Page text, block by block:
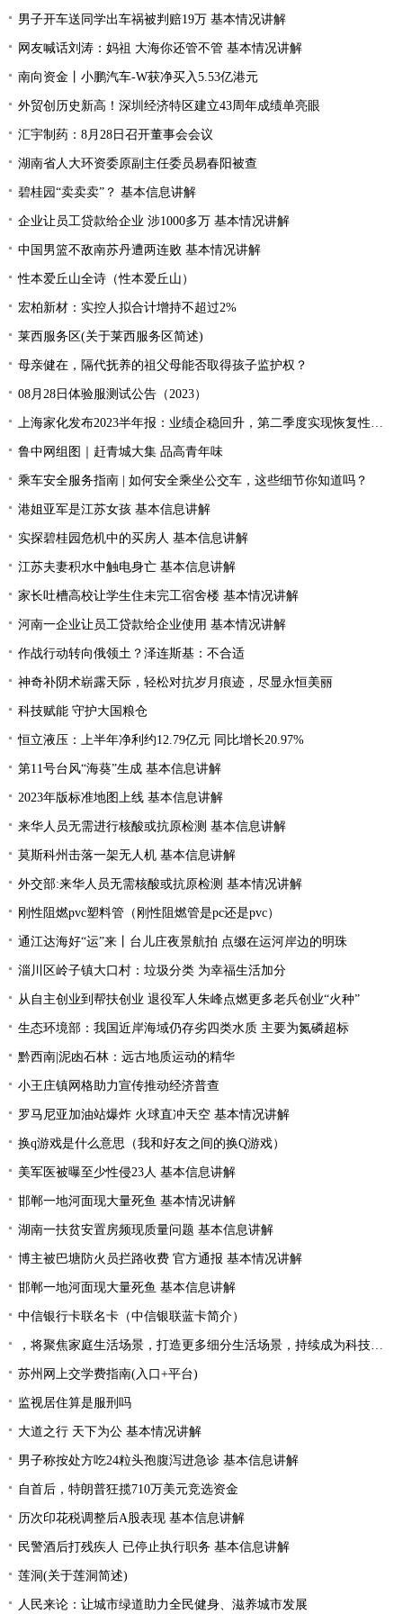
男子开车送同学出车祸被判赔19万 基本情况讲解
网友喊话刘涛：妈祖 大海你还管不管 基本情况讲解
南向资金丨小鹏汽车-W获净买入5.53亿港元
外贸创历史新高！深圳经济特区建立43周年成绩单亮眼
汇宇制药：8月28日召开董事会会议
湖南省人大环资委原副主任委员易春阳被查
碧桂园“卖卖卖”？ 基本信息讲解
企业让员工贷款给企业 涉1000多万 基本情况讲解
中国男篮不敌南苏丹遭两连败 基本情况讲解
性本爱丘山全诗（性本爱丘山）
宏柏新材：实控人拟合计增持不超过2%
莱西服务区(关于莱西服务区简述)
母亲健在，隔代抚养的祖父母能否取得孩子监护权？
08月28日体验服测试公告（2023）
上海家化发布2023半年报：业绩企稳回升，第二季度实现恢复性增长
鲁中网组图｜赶青城大集 品高青年味
乘车安全服务指南 | 如何安全乘坐公交车，这些细节你知道吗？
港姐亚军是江苏女孩 基本信息讲解
实探碧桂园危机中的买房人 基本信息讲解
江苏夫妻积水中触电身亡 基本信息讲解
家长吐槽高校让学生住未完工宿舍楼 基本情况讲解
河南一企业让员工贷款给企业使用 基本情况讲解
作战行动转向俄领土？泽连斯基：不合适
神奇补阴术崭露天际，轻松对抗岁月痕迹，尽显永恒美丽
科技赋能 守护大国粮仓
恒立液压：上半年净利约12.79亿元 同比增长20.97%
第11号台风“海葵”生成 基本信息讲解
2023年版标准地图上线 基本信息讲解
来华人员无需进行核酸或抗原检测 基本信息讲解
莫斯科州击落一架无人机 基本信息讲解
外交部:来华人员无需核酸或抗原检测 基本情况讲解
刚性阻燃pvc塑料管（刚性阻燃管是pc还是pvc）
通江达海好“运”来丨台儿庄夜景航拍 点缀在运河岸边的明珠
淄川区岭子镇大口村：垃圾分类 为幸福生活加分
从自主创业到帮扶创业 退役军人朱峰点燃更多老兵创业“火种”
生态环境部：我国近岸海域仍存劣四类水质 主要为氮磷超标
黔西南|泥凼石林：远古地质运动的精华
小王庄镇网格助力宣传推动经济普查
罗马尼亚加油站爆炸 火球直冲天空 基本情况讲解
换q游戏是什么意思（我和好友之间的换Q游戏）
美军医被曝至少性侵23人 基本信息讲解
邯郸一地河面现大量死鱼 基本情况讲解
湖南一扶贫安置房频现质量问题 基本信息讲解
博主被巴塘防火员拦路收费 官方通报 基本情况讲解
邯郸一地河面现大量死鱼 基本信息讲解
中信银行卡联名卡（中信银联蓝卡简介）
，将聚焦家庭生活场景，打造更多细分生活场景，持续成为科技创新的风向标，出现新面孔，为行业发展带来新的机遇|产业链情报站
苏州网上交学费指南(入口+平台)
监视居住算是服刑吗
大道之行 天下为公 基本情况讲解
男子称按处方吃24粒头孢腹泻进急诊 基本信息讲解
自首后，特朗普狂揽710万美元竞选资金
历次印花税调整后A股表现 基本信息讲解
民警酒后打残疾人 已停止执行职务 基本信息讲解
莲洞(关于莲洞简述)
人民来论：让城市绿道助力全民健身、滋养城市发展